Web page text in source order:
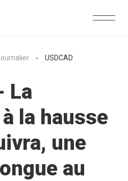
USDCAD
La
la hausse
une
au